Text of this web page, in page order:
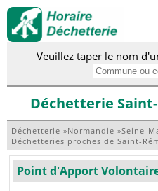
Veuillez taper le nom
Déchetterie
Déchetterie »Normandie »Seine-
Déchetteries proches de Saint-
Point d'Apport